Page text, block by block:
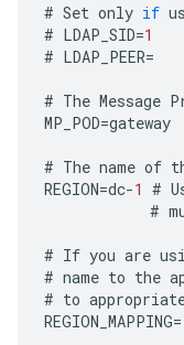
# Set only if
# LDAP_SID=1
# LDAP_PEER=
# The Message
MP_POD=gateway
# The name of
REGION=dc-1 #
#
# If you are
# name to the
# to
REGION_MAPPING=